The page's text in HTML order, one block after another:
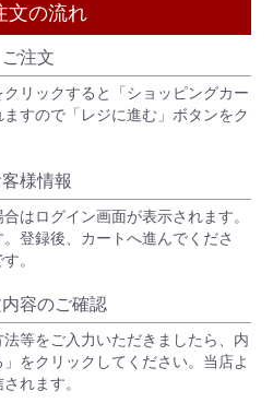
文の流れ
ご注文
クリックすると「ショッピングカー
すので「レジに進む」ボタンをク
様情報
はログイン画面が表示されます。
登録後、カートへ進んでくださ
。
容のご確認
等をご入力いただきましたら、内
をクリックしてください。当店よ
れます。